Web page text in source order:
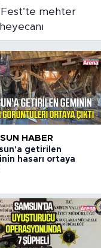
HABER
getirilen
hasarı ortaya